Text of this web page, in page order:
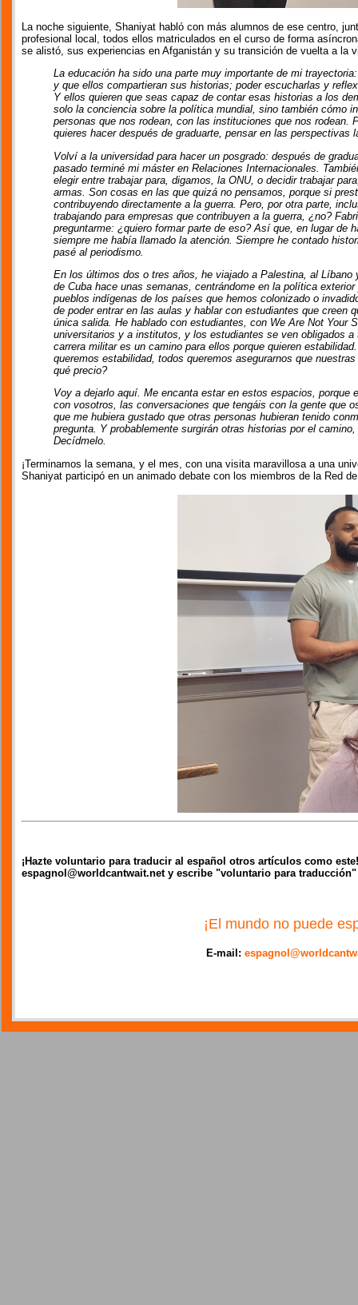
La noche siguiente, Shaniyat habló con más alumnos de ese centro,
profesional local, todos ellos matriculados en el curso de forma
se alistó, sus experiencias en Afganistán y su transición de vuelta a la
La educación ha sido una parte muy importante de mi
y que ellos compartieran sus historias; poder escucharlas y
Y ellos quieren que seas capaz de contar esas historias a los
solo la conciencia sobre la política mundial, sino también cómo
personas que nos rodean, con las instituciones que nos rodean.
quieres hacer después de graduarte, pensar en las perspectivas
Volví a la universidad para hacer un posgrado: después de
pasado terminé mi máster en Relaciones Internacionales.
elegir entre trabajar para, digamos, la ONU, o decidir trabajar
armas. Son cosas en las que quizá no pensamos, porque si
contribuyendo directamente a la guerra. Pero, por otra parte,
trabajando para empresas que contribuyen a la guerra, ¿no?
preguntarme: ¿quiero formar parte de eso? Así que, en lugar de
siempre me había llamado la atención. Siempre he contado
pasé al periodismo.
En los últimos dos o tres años, he viajado a Palestina, al Líbano
de Cuba hace unas semanas, centrándome en la política
pueblos indígenas de los países que hemos colonizado o
de poder entrar en las aulas y hablar con estudiantes que creen
única salida. He hablado con estudiantes, con We Are Not Your
universitarios y a institutos, y los estudiantes se ven obligados
carrera militar es un camino para ellos porque quieren
queremos estabilidad, todos queremos asegurarnos que
qué precio?
Voy a dejarlo aquí. Me encanta estar en estos espacios, porque
con vosotros, las conversaciones que tengáis con la gente que
que me hubiera gustado que otras personas hubieran tenido
pregunta. Y probablemente surgirán otras historias por el
Decídmelo.
¡Terminamos la semana, y el mes, con una visita maravillosa a una
Shaniyat participó en un animado debate con los miembros de la Red
¡Hazte voluntario para traducir al español otros artículos como
espagnol@worldcantwait.net y escribe "voluntario para
¡El mundo no puede
E-mail: